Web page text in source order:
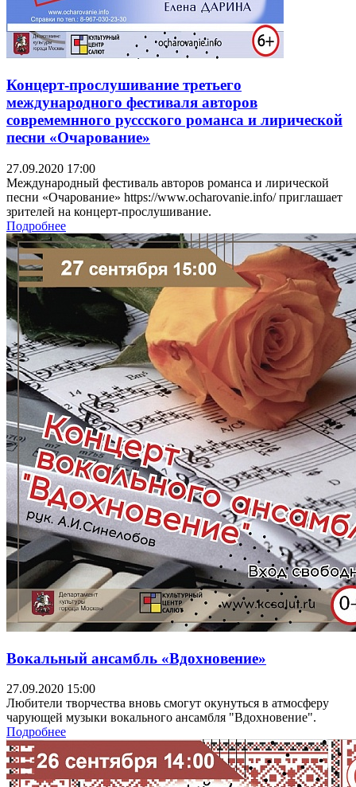
Концерт-прослушивание третьего
международного фестиваля авторов
совремемнного руссского романса и лирической
песни «Очарование»
27.09.2020 17:00
Международный фестиваль авторов романса и лирической
песни «Очарование» https://www.ocharovanie.info/ приглашает
зрителей на концерт-прослушивание.
Подробнее
Вокальный ансамбль «Вдохновение»
27.09.2020 15:00
Любители творчества вновь смогут окунуться в атмосферу
чарующей музыки вокального ансамбля "Вдохновение".
Подробнее